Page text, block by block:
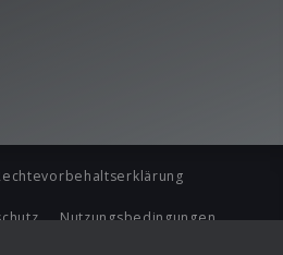
Nutzungsbedingungen